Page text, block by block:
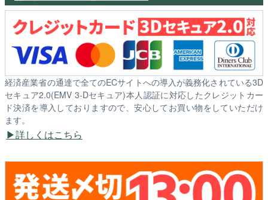
経済産業省の通達で全てのECサイトへの導入が義務化されている3D
セキュア2.0(EMV 3-Dセキュア)本人認証に対応したクレジットカー
ド決済を導入しておりますので、安心してお買い物をしていただけ
ます。
詳しくはこちら